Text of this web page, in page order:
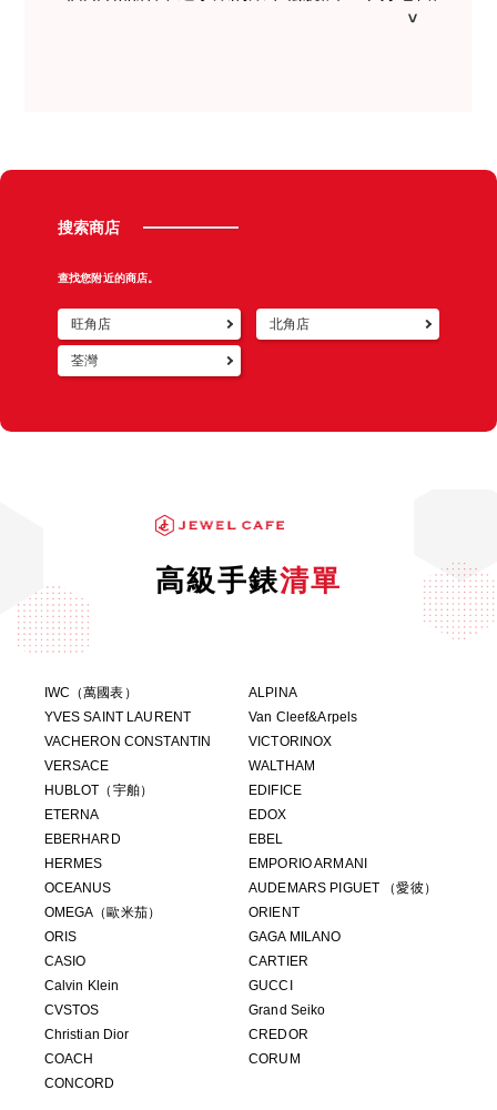
天,令第一次賣錶的我覺得很舒服毫無壓力。謝謝店
心想還可以換到現金嗎?某天在街上收到宣傳面紙
搜索商店
查找您附近的商店。
旺角店 北角店
荃灣
高級手錶清單
IWC（萬國表）
ALPINA
YVES SAINT LAURENT
Van Cleef&Arpels
VACHERON CONSTANTIN
VICTORINOX
VERSACE
WALTHAM
HUBLOT（宇舶）
EDIFICE
ETERNA
EDOX
EBERHARD
EBEL
HERMES
EMPORIO ARMANI
OCEANUS
AUDEMARS PIGUET （愛彼）
OMEGA（歐米茄）
ORIENT
ORIS
GAGA MILANO
CASIO
CARTIER
Calvin Klein
GUCCI
CVSTOS
Grand Seiko
Christian Dior
CREDOR
COACH
CORUM
CONCORD